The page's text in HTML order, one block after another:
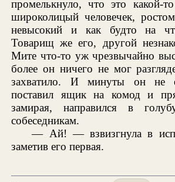
промелькнуло, что это какой-
широколицый человечек,
невысокий и как будто на
Товарищ же его, другой
Мите что-то уж чрезвычайно
более он ничего не мог
захватило. И минуты он не
поставил ящик на комод и
замирая, направился в
собеседникам.
— Ай! — взвизгнула в
заметив его первая.